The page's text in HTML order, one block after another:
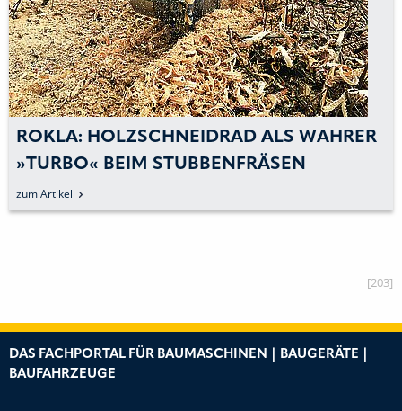
ROKLA: HOLZSCHNEIDRAD ALS WAHRER
»TURBO« BEIM STUBBENFRÄSEN
zum Artikel
[203]
DAS FACHPORTAL FÜR BAUMASCHINEN | BAUGERÄTE |
BAUFAHRZEUGE